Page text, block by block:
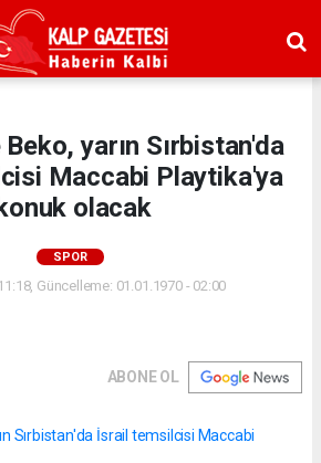
yarın Sırbistan'da
Maccabi Playtika'ya
olacak
SPOR
Güncelleme: 01.01.1970 - 02:00
ABONE OL